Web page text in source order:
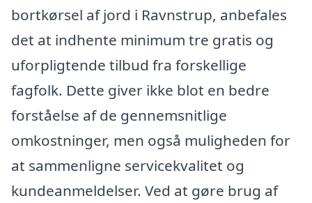
bortkørsel af jord i Ravnstrup, anbefales
det at indhente minimum tre gratis og
uforpligtende tilbud fra forskellige
fagfolk. Dette giver ikke blot en bedre
forståelse af de gennemsnitlige
omkostninger, men også muligheden for
at sammenligne servicekvalitet og
kundeanmeldelser. Ved at gøre brug af